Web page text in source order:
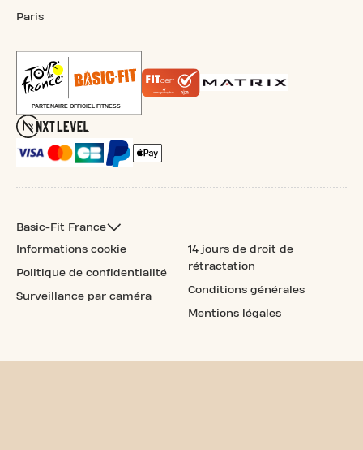
Paris
Basic-Fit France
Informations cookie
Politique de confidentialité
Surveillance par caméra
14 jours de droit de
rétractation
Conditions générales
Mentions légales